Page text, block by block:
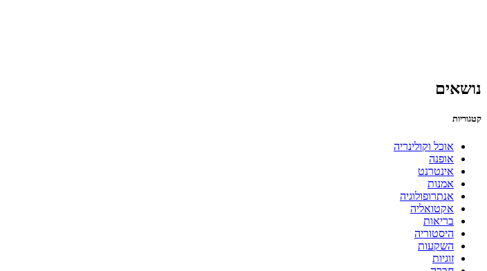
נושאים
קטגוריות
אוכל וקולינריה
אופנה
אינטרנט
אמנות
אנתרופולוגיה
אקטואליה
בריאות
היסטוריה
השקעות
זוגיות